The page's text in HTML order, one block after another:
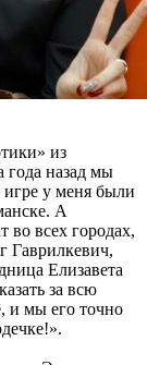
из
года назад мы
у меня были
А
во всех городах,
Гаврилкевич,
Елизавета
за всю
и мы его точно